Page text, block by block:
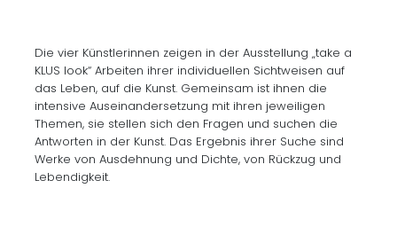
Die vier Künstlerinnen zeigen in der Ausstellung „take a
KLUS look“ Arbeiten ihrer individuellen Sichtweisen auf
das Leben, auf die Kunst. Gemeinsam ist ihnen die
intensive Auseinandersetzung mit ihren jeweiligen
Themen, sie stellen sich den Fragen und suchen die
Antworten in der Kunst. Das Ergebnis ihrer Suche sind
Werke von Ausdehnung und Dichte, von Rückzug und
Lebendigkeit.